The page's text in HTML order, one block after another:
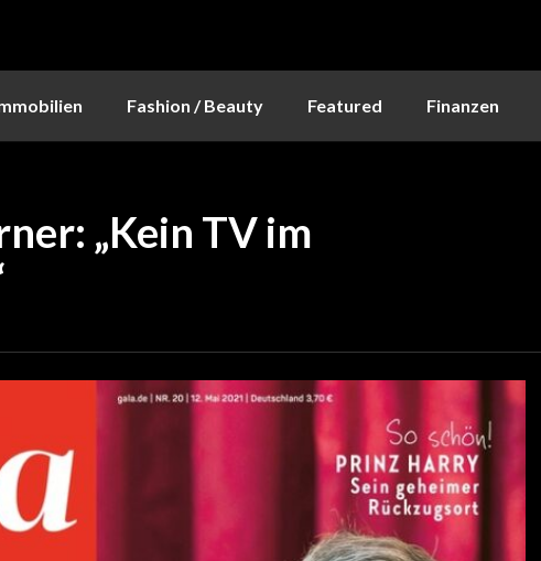
Fashion / Beauty Featured Finanzen
„Kein TV im